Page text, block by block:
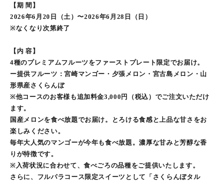
【期 間】
2026年6⽉20⽇（土）〜2026年6月28日（日）
※なくなり次第終了
【内 容】
4種のプレミアムフルーツをファーストプレート限定でお届け。
ー提供フルーツ：宮崎マンゴー・夕張メロン・宮古島メロン・山
形県産さくらんぼ
※他コースのお客様も追加料金3,000円（税込）でご注文いただけ
ます。
国産メロンを食べ放題でお届け。とろける食感と上品な甘さをお
楽しみください。
毎年⼤⼈気のマンゴーが今年も⾷べ放題。濃厚な⽢みと芳醇な⾹
りが特徴です。
※入荷状況に合わせて、食べごろの品種をご提供いたします。
さらに、フルパラコース限定スイーツとして「さくらんぼタル